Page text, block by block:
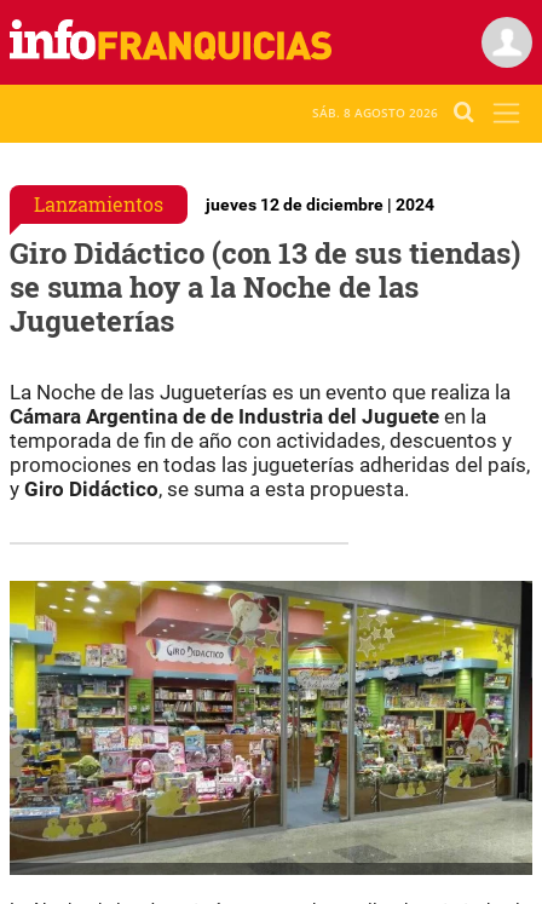
SÁB. 8 AGOSTO 2026
Lanzamientos jueves 12 de diciembre | 2024
Giro Didáctico (con 13 de sus tiendas)
se suma hoy a la Noche de las
Jugueterías
La Noche de las Jugueterías es un evento que realiza la
Cámara Argentina de de Industria del Juguete en la
temporada de fin de año con actividades, descuentos y
promociones en todas las jugueterías adheridas del país,
y Giro Didáctico, se suma a esta propuesta.